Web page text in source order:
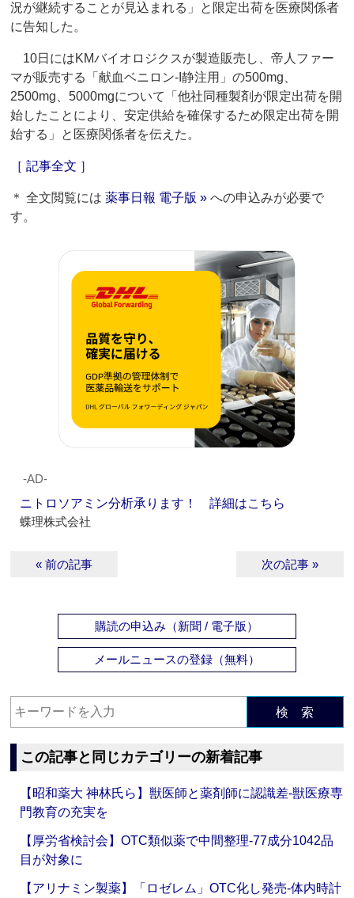
況が継続することが見込まれる」と限定出荷を医療関係者
に告知した。
10日にはKMバイオロジクスが製造販売し、帝人ファー
マが販売する「献血ベニロン-I静注用」の500mg、
2500mg、5000mgについて「他社同種製剤が限定出荷を開
始したことにより、安定供給を確保するため限定出荷を開
始する」と医療関係者を伝えた。
［ 記事全文 ］
＊ 全文閲覧には薬事日報 電子版 » への申込みが必要で
す。
‐AD‐
ニトロソアミン分析承ります！ 詳細はこちら
蝶理株式会社
« 前の記事 次の記事 »
購読の申込み（新聞 / 電子版）
メールニュースの登録（無料）
検 索
この記事と同じカテゴリーの新着記事
【昭和薬大 神林氏ら】獣医師と薬剤師に認識差‐獣医療専
門教育の充実を
【厚労省検討会】OTC類似薬で中間整理‐77成分1042品
目が対象に
【アリナミン製薬】「ロゼレム」OTC化し発売‐体内時計